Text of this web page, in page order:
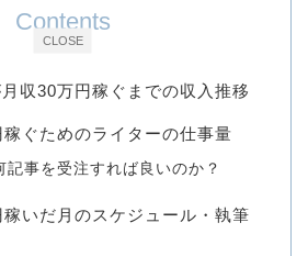
CLOSE
Contents
収30万円稼ぐまでの収入推移
稼ぐためのライターの仕事量
記事を受注すれば良いのか？
稼いだ月のスケジュール・執筆